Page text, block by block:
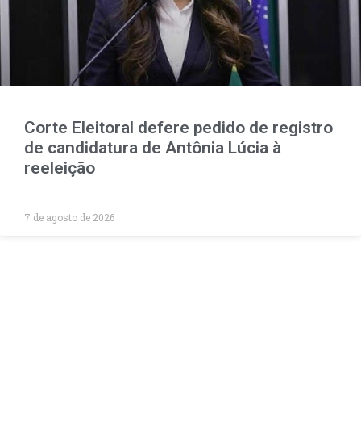
Corte Eleitoral defere pedido de registro
de candidatura de Antônia Lúcia à
reeleição
7 de agosto de 2026